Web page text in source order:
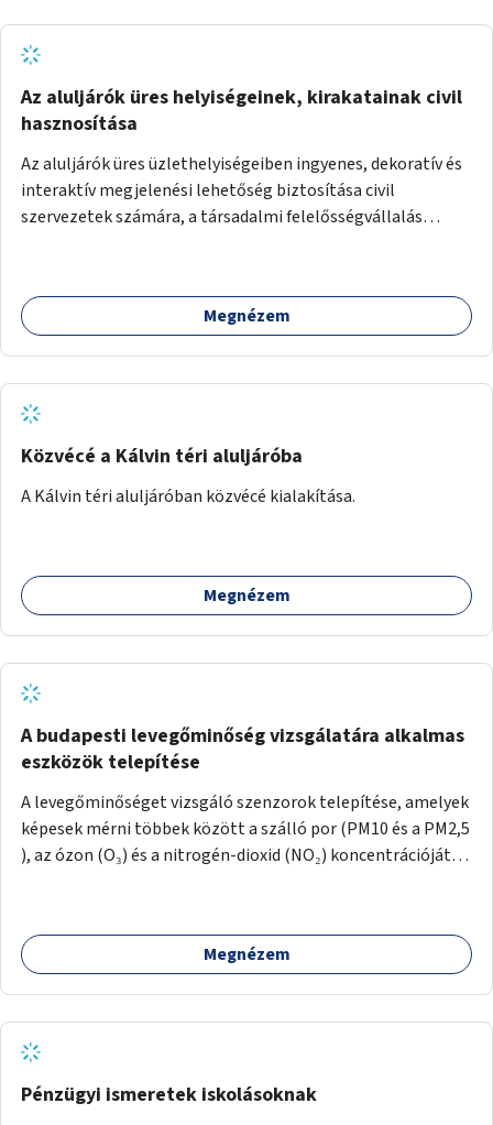
Az aluljárók üres helyiségeinek, kirakatainak civil
hasznosítása
Az aluljárók üres üzlethelyiségeiben ingyenes, dekoratív és
interaktív megjelenési lehetőség biztosítása civil
szervezetek számára, a társadalmi felelősségvállalás
például rajzokkal, kérdésekkel, üzenetküldési lehetőséggel
vagy akciónapokkal – bérleti és közüzemi díjak nélkül, a
Megnézem
Közvécé a Kálvin téri aluljáróba
A Kálvin téri aluljáróban közvécé kialakítása.
Megnézem
A budapesti levegőminőség vizsgálatára alkalmas
eszközök telepítése
A levegőminőséget vizsgáló szenzorok telepítése, amelyek
képesek mérni többek között a szálló por (PM10 és a PM2,5
), az ózon (O₃) és a nitrogén-dioxid (NO₂) koncentrációját,
páratartalmat. A gyűjtött adatok egy online platformon
(webes felület és mobilalkalmazás) lennének elérhetők,
Megnézem
Pénzügyi ismeretek iskolásoknak